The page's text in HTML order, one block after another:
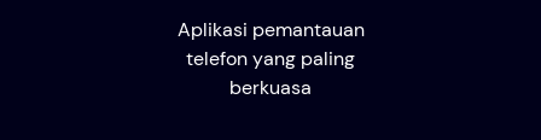
Aplikasi pemantauan
telefon yang paling
berkuasa